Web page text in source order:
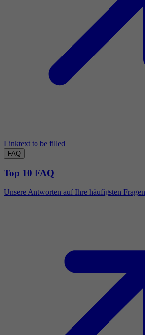
Linktext to be filled
FAQ
Top 10 FAQ
Unsere Antworten auf Ihre häufigsten Fragen